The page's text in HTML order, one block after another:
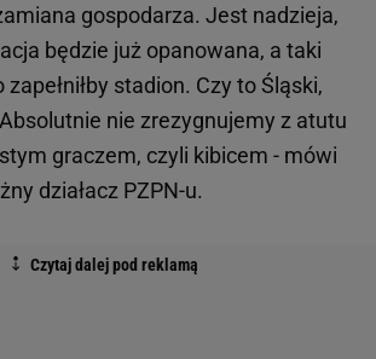
gospodarza. Jest nadzieja,
będzie już opanowana, a taki
stadion. Czy to Śląski,
nie zrezygnujemy z atutu
graczem, czyli kibicem - mówi
działacz PZPN-u.